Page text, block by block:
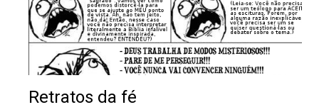
Retratos da fé